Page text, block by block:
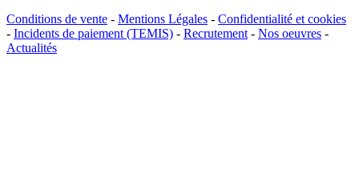
Conditions de vente - Mentions Légales - Confidentialité et cookies
- Incidents de paiement (TEMIS) - Recrutement- Nos oeuvres -
Actualités